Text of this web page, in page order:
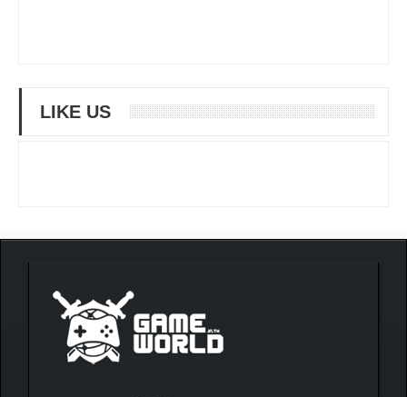
LIKE US